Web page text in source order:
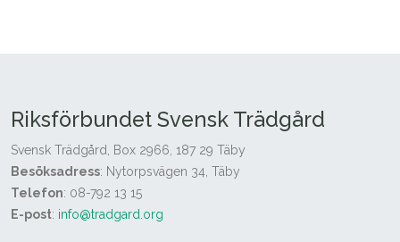
Riksförbundet Svensk Trädgård
Svensk Trädgård, Box 2966, 187 29 Täby
Besöksadress: Nytorpsvägen 34, Täby
Telefon: 08-792 13 15
E-post: info@tradgard.org